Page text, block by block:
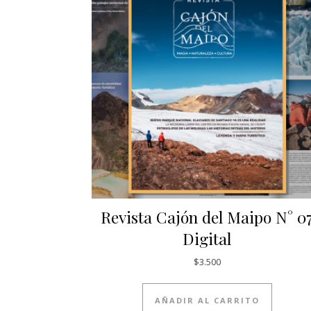
Revista Cajón del Maipo N°
Digital
$3.500
AÑADIR AL CARRITO